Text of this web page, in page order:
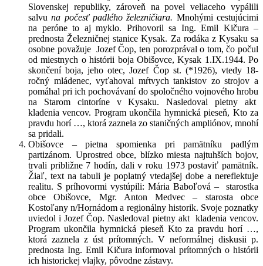
Slovenskej republiky, zároveň na povel veliaceho vypálili
salvuna počesť padlého železničiara. Mnohými cestujúcimi
na peróne to aj myklo. Prihovoril sa Ing. Emil Kičura –
prednosta Železničnej stanice Kysak. Za rodáka z Kysaku sa
osobne považuje Jozef Čop, ten porozprával o tom, čo počul
od miestnych o histórii boja Obišovce, Kysak 1.IX.1944. Po
skončení boja, jeho otec, Jozef Čop st. (*1926), vtedy 18-
ročný mládenec, vyťahoval mŕtvych tankistov zo strojov a
pomáhal pri ich pochovávaní do spoločného vojnového hrobu
na Starom cintoríne v Kysaku. Nasledoval pietny akt
kladenia vencov. Program ukončila hymnická pieseň, Kto za
pravdu horí …, ktorá zaznela zo staničných ampliónov, mnohí
sa pridali.
Obišovce – pietna spomienka pri pamätníku padlým
partizánom. Uprostred obce, blízko miesta najtuhších bojov,
trvali približne 7 hodín, dali v roku 1973 postaviť pamätník.
Žiaľ, text na tabuli je poplatný vtedajšej dobe a nereflektuje
realitu. S príhovormi vystúpili: Mária Baboľová – starostka
obce Obišovce, Mgr. Anton Medvec – starosta obce
Kostoľany n/Hornádom a regionálny historik. Svoje poznatky
uviedol i Jozef Čop. Nasledoval pietny akt kladenia vencov.
Program ukončila hymnická pieseň Kto za pravdu horí …,
ktorá zaznela z úst prítomných. V neformálnej diskusii p.
prednosta Ing. Emil Kičura informoval prítomných o histórii
ich historickej vlajky, pôvodne zástavy.